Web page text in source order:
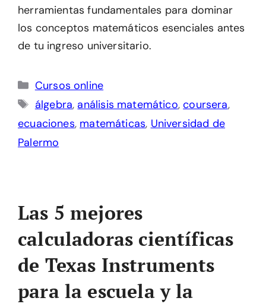
herramientas fundamentales para dominar
los conceptos matemáticos esenciales antes
de tu ingreso universitario.
Categorías
Cursos online
Etiquetas
álgebra, análisis matemático,coursera,
ecuaciones, matemáticas, Universidad de
Palermo
Las 5 mejores
calculadoras científicas
de Texas Instruments
para la escuela y la